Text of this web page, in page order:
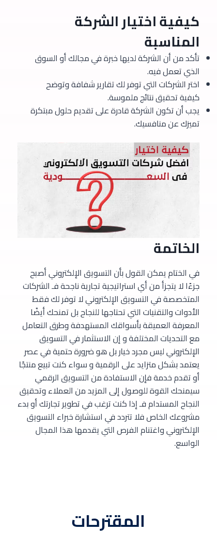
كيفية اختيار الشركة
المناسبة
تأكد من أن الشركة لديها خبرة في مجالك أو السوق
الذي تعمل فيه.
اختر الشركات التي توفر لك تقارير شفافة وتوضح
كيفية تحقيق نتائج ملموسة.
يجب أن تكون الشركة قادرة على تقديم حلول مبتكرة
تميزك عن منافسيك.
الخاتمة
في الختام يمكن القول بأن التسويق الإلكتروني أصبح
جزءًا لا يتجزأ من أي استراتيجية تجارية ناجحة فـ الشركات
المتخصصة في التسويق الإلكتروني لا توفر لك فقط
الأدوات والتقنيات التي تحتاجها للنجاح بل تمنحك أيضًا
المعرفة العميقة بأسواقك المستهدفة وطرق التعامل
مع التحديات المختلفة و إن الاستثمار في التسويق
الإلكتروني ليس مجرد خيار بل هو ضرورة حتمية في عصر
يعتمد بشكل متزايد على الرقمية و سواء كنت تبيع منتجًا
أو تقدم خدمة فإن الاستفادة من التسويق الرقمي
سيمنحك القوة للوصول إلى المزيد من العملاء وتحقيق
النجاح المستدام فـ إذا كنت ترغب في تطوير تجارتك أو بدء
مشروعك الخاص فلا تتردد في استشارة خبراء التسويق
الإلكتروني واغتنام الفرص التي يقدمها هذا المجال
الواسع.
المقترحات